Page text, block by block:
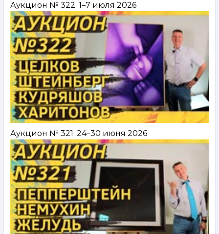
Аукцион № 322. 1–7 июля 2026
Аукцион № 321. 24–30 июня 2026